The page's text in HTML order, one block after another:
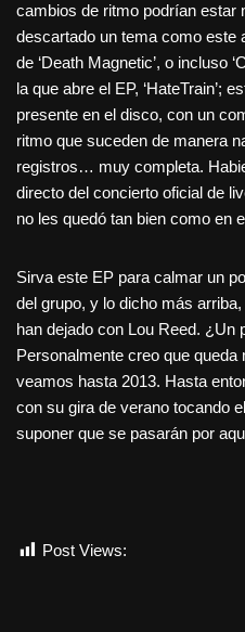
cambios de ritmo podrían estar
descartado un tema como este
de ‘Death Magnetic’, o incluso
la que abre el EP, ‘HateTrain’;
presente en el disco, con un
ritmo que suceden de manera
registros… muy completa.
directo del concierto oficial de
no les quedó tan bien como en
Sirva este EP para calmar un
del grupo, y lo dicho más
han dejado con Lou Reed. ¿Un
Personalmente creo que
veamos hasta 2013. Hasta
con su gira de verano tocando
suponer que se pasarán por
Post Views: